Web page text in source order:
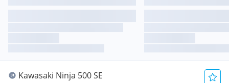
Kawasaki Ninja 500 SE